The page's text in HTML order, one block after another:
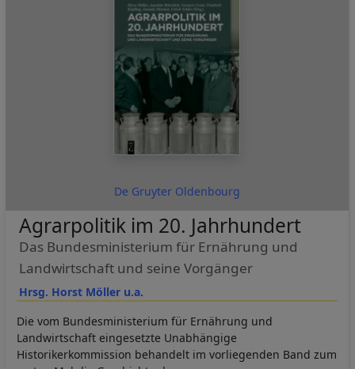
De Gruyter Oldenbourg
Hrsg. Horst Möller u.a.
Agrarpolitik im 20. Jahrhundert
Das Bundesministerium für Ernährung und
Landwirtschaft und seine Vorgänger
Die vom Bundesministerium für Ernährung und
Landwirtschaft eingesetzte Unabhängige
Historikerkommission behandelt im vorliegenden Band zum